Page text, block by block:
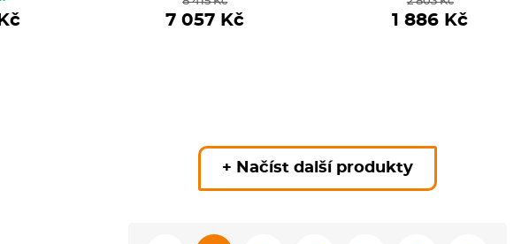
7 057 Kč 1 886 Kč
+ Načíst další produkty